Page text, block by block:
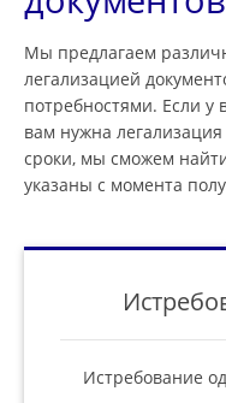
Мы предлагаем
легализацией
потребностями. Если
вам нужна
сроки, мы сможем
указаны с момента
Истребование